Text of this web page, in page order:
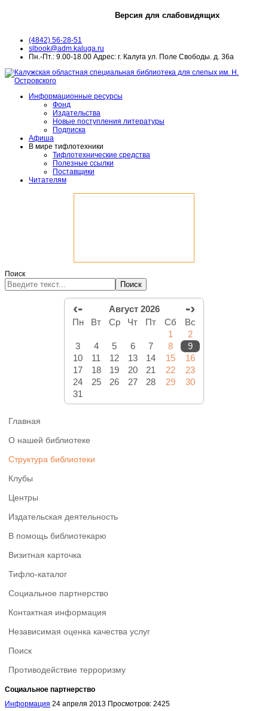
Версия для слабовидящих
(4842) 56-28-51
slbook@adm.kaluga.ru
Пн.-Пт.: 9.00-18.00 Адрес: г. Калуга ул. Поле Свободы. д. 36а
Информационные ресурсы
Фонд
Издательства
Новые поступления литературы
Подписка
Афиша
В мире тифлотехники
Тифлотехнические средства
Полезные ссылки
Поставщики
Читателям
Поиск
Поиск
‹- Август 2026 -›
Пн Вт Ср Чт Пт Сб
Вс
1
2
3
4 5 6 7 8
9
10
11 12 13 14 15
16
17
18 19 20 21 22
23
24
25 26 27 28 29
30
31
Главная
О нашей библиотеке
Структура библиотеки
Клубы
Центры
Издательская деятельность
В помощь библиотекарю
Визитная карточка
Тифло-каталог
Социальное партнерство
Контактная информация
Независимая оценка качества услуг
Поиск
Противодействие терроризму
Социальное партнерство
Информация 24 апреля 2013 Просмотров: 2425